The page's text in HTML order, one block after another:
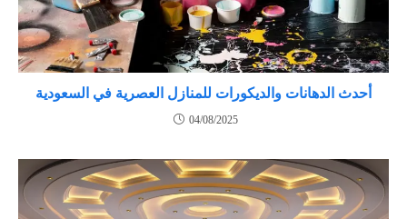
أحدث الدهانات والديكورات للمنازل العصرية في السعودية
04/08/2025